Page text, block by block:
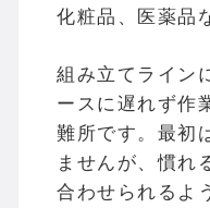
化粧品、医薬品
組み立てライン
ースに遅れず作
難所です。最初
ませんが、慣れ
合わせられるよ